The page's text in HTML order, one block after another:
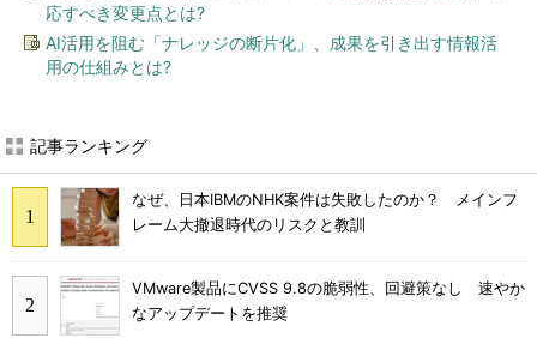
応すべき変更点とは?
AI活用を阻む「ナレッジの断片化」、成果を引き出す情報活
用の仕組みとは?
記事ランキング
なぜ、日本IBMのNHK案件は失敗したのか？ メインフ
レーム大撤退時代のリスクと教訓
VMware製品にCVSS 9.8の脆弱性、回避策なし 速やか
なアップデートを推奨